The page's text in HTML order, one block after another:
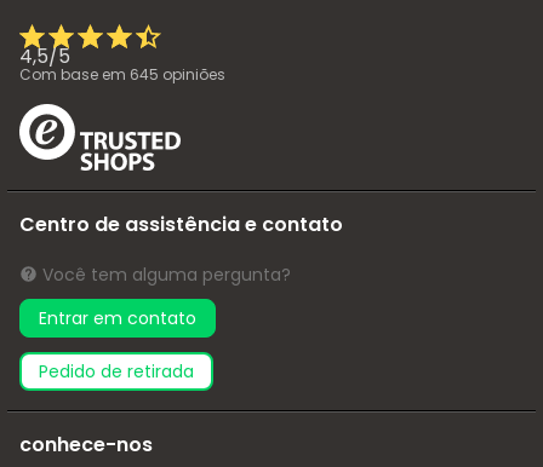
4,5/5
Com base em 645 opiniões
Centro de assistência e contato
Você tem alguma pergunta?
Entrar em contato
pedido de retirada
conhece-nos